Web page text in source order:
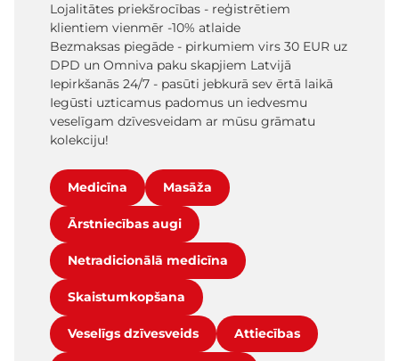
Lojalitātes priekšrocības - reģistrētiem
klientiem vienmēr -10% atlaide
Bezmaksas piegāde - pirkumiem virs 30 EUR uz
DPD un Omniva paku skapjiem Latvijā
Iepirkšanās 24/7 - pasūti jebkurā sev ērtā laikā
Iegūsti uzticamus padomus un iedvesmu
veselīgam dzīvesveidam ar mūsu grāmatu
kolekciju!
Medicīna Masāža
Ārstniecības augi
Netradicionālā medicīna
Skaistumkopšana
Veselīgs dzīvesveids Attiecības